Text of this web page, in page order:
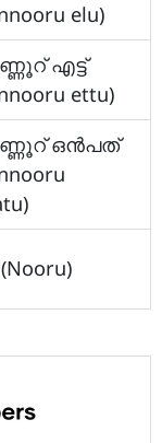
elu)
എട്ട്
ettu)
ഒന്‍പത്